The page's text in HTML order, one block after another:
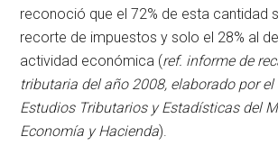
reconoció que el 72% de esta cantidad
recorte de impuestos y solo el 28% al
actividad económica (ref. informe de
tributaria del año 2008, elaborado por el
Estudios Tributarios y Estadísticas del
Economía y Hacienda).